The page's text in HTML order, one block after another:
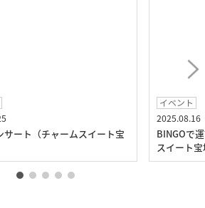
サート（チャームスイート宝
イベント
2025.08.16
BINGOで
スイート